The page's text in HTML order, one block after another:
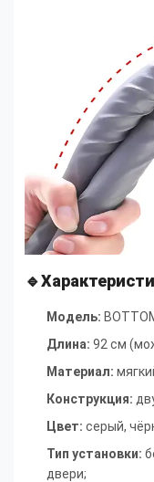
Модель:
Длина: 92 см
Материал:
Конструкция:
Цвет: серый,
Тип установки:
двери;